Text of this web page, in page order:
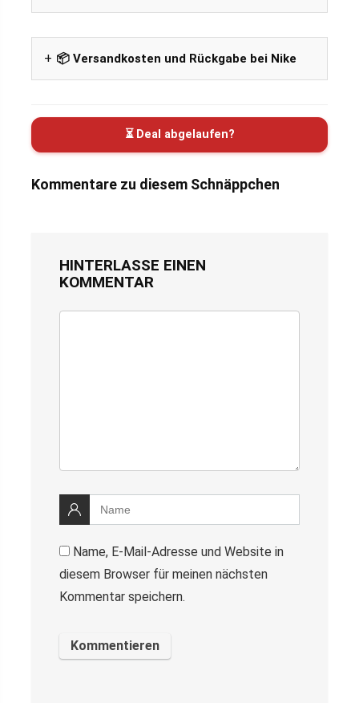
📦 Versandkosten und Rückgabe bei Nike
⏳ Deal abgelaufen?
Kommentare zu diesem Schnäppchen
HINTERLASSE EINEN
KOMMENTAR
Name, E-Mail-Adresse und Website in
diesem Browser für meinen nächsten
Kommentar speichern.